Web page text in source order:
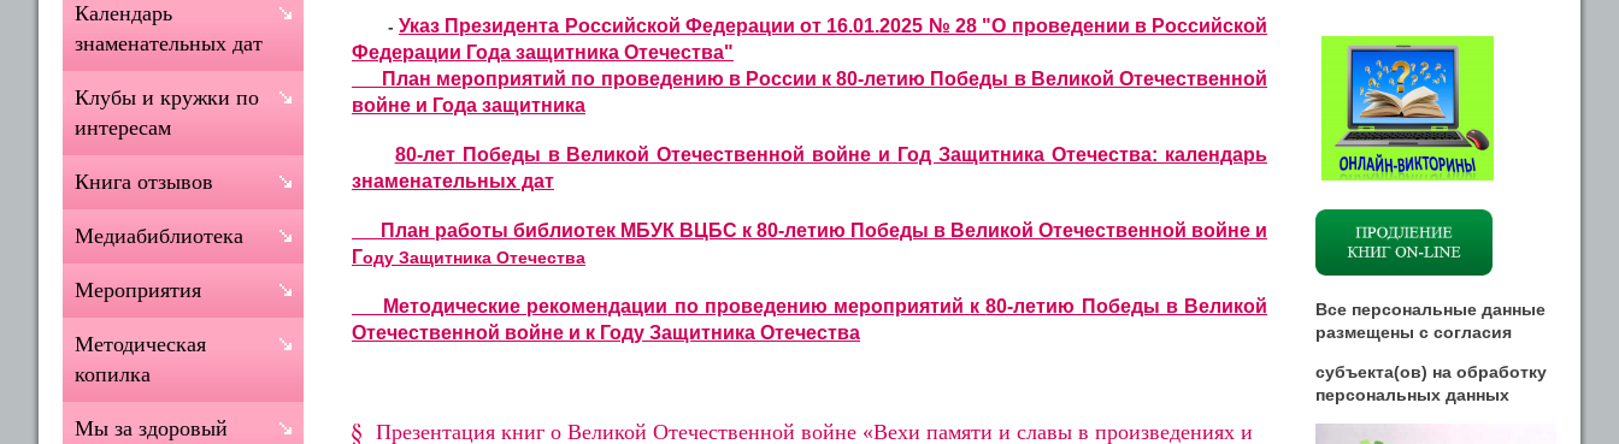
- Указ Президента Российской Федерации от 16.01.2025 № 28 "О проведении в Российской
Федерации Года защитника Отечества"
План мероприятий по проведению в России к 80-летию Победы в Великой Отечественной
войне и Года защитника
80-лет Победы в Великой Отечественной войне и Год Защитника Отечества: календарь
знаменательных дат
План работы библиотек МБУК ВЦБС к 80-летию Победы в Великой Отечественной войне и
Году Защитника Отечества
Методические рекомендации по проведению мероприятий к 80-летию Победы в Великой
Отечественной войне и к Году Защитника Отечества
Презентация книг о Великой Отечественной войне «Вехи памяти и славы в произведениях и
Календарь
знаменательных дат
Клубы и кружки по
интересам
Книга отзывов
Медиабиблиотека
Мероприятия
Методическая
копилка
Мы за здоровый
Все персональные данные
размещены с согласия
субъекта(ов) на обработку
персональных данных